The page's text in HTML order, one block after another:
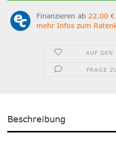
Finanzieren ab 22.00
mehr Infos zum
AUF DEN
FRAGE
Beschreibung